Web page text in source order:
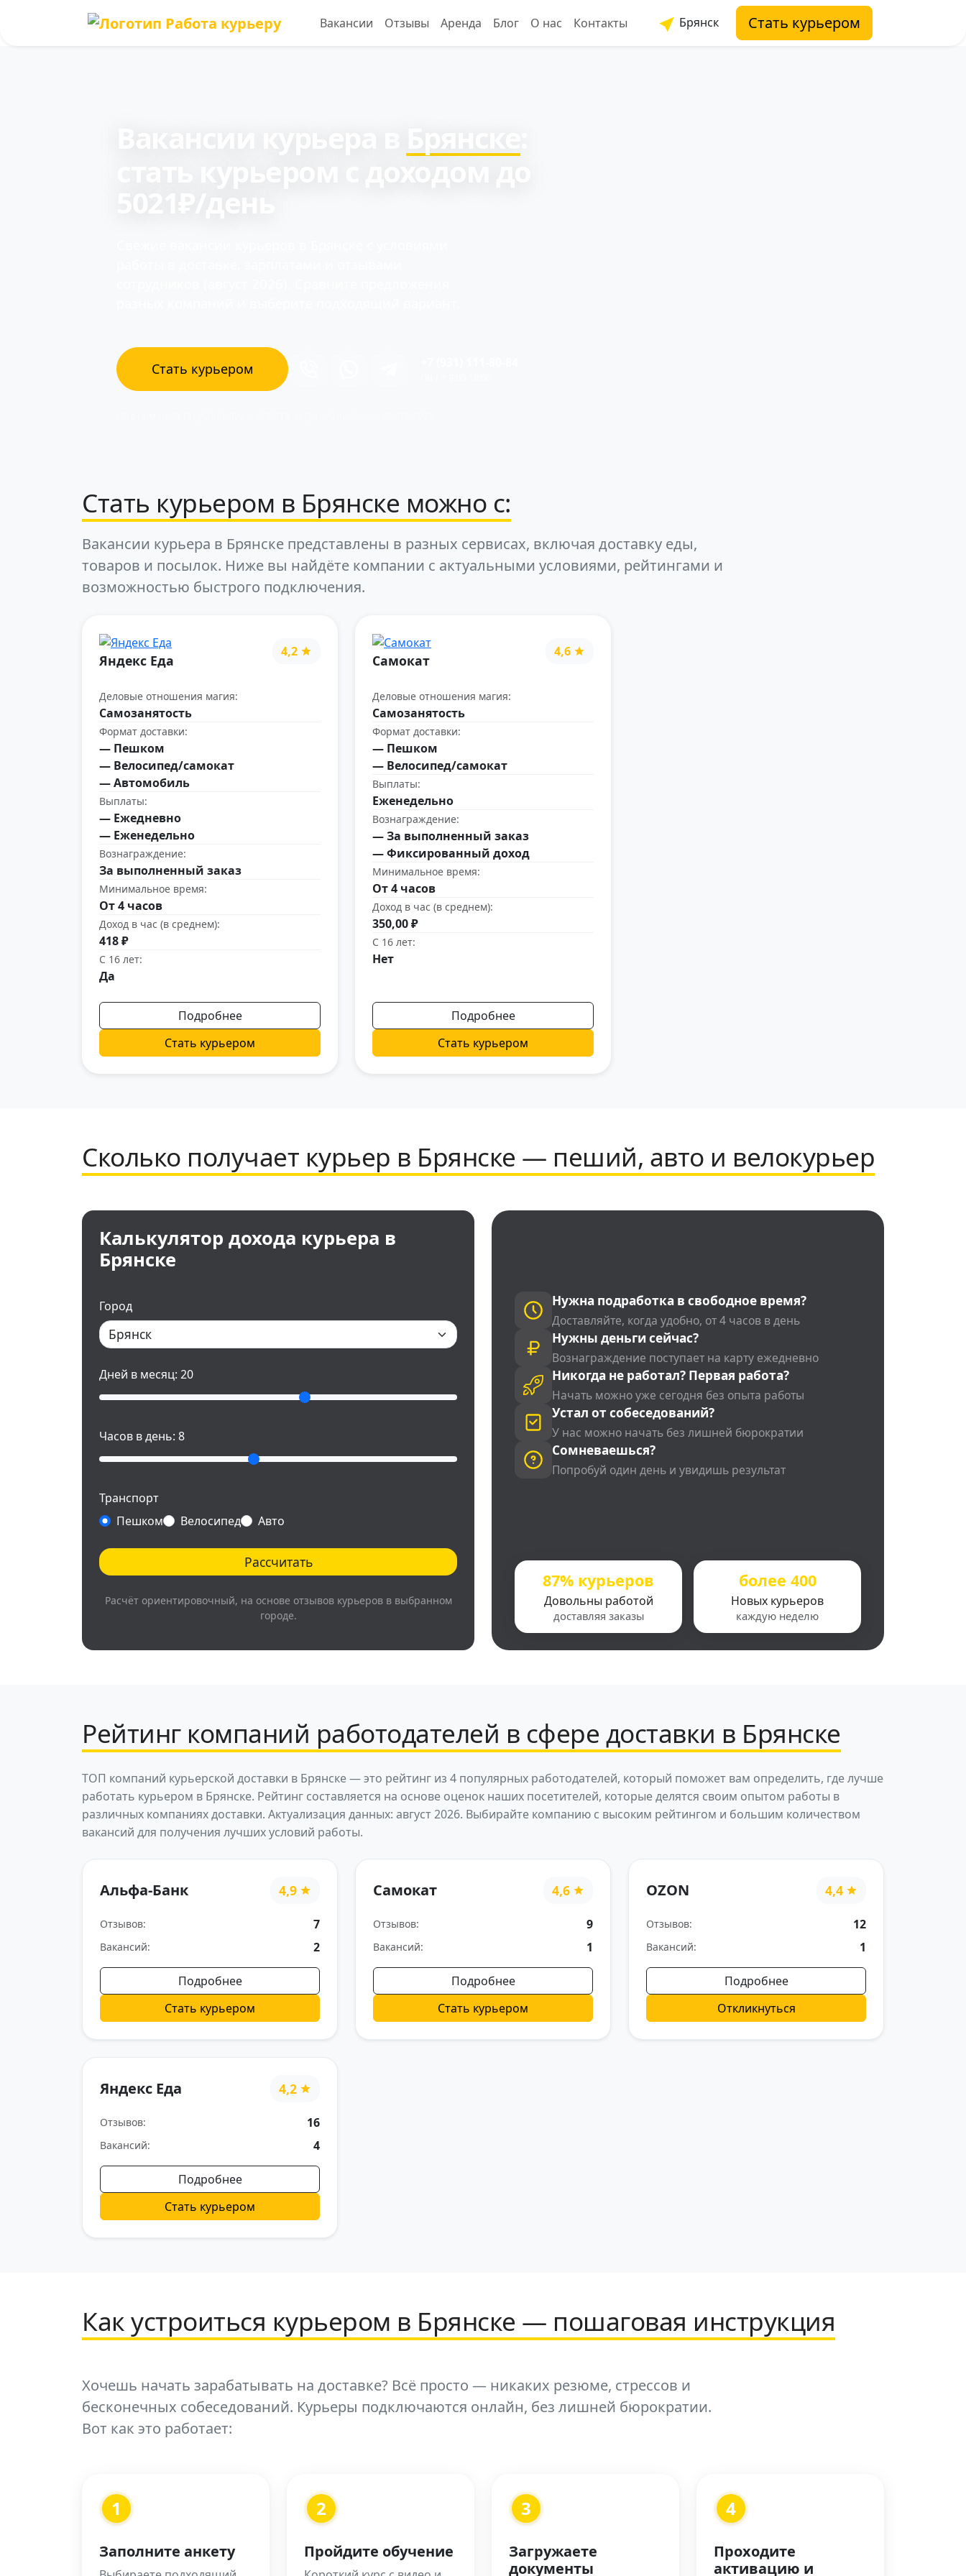
Вакансии Отзывы Аренда Блог О нас Контакты Брянск Стать курьером
Стать курьером
Стать курьером в Брянске можно с:
Вакансии курьера в Брянске представлены в разных сервисах, включая доставку еды,
товаров и посылок. Ниже вы найдёте компании с актуальными условиями, рейтингами и
возможностью быстрого подключения.
Яндекс Еда
4,2
Деловые отношения магия:
Самозанятость
Формат доставки:
— Пешком
— Велосипед/самокат
— Автомобиль
Выплаты:
— Ежедневно
— Еженедельно
Вознаграждение:
За выполненный заказ
Минимальное время:
От 4 часов
Доход в час (в среднем):
418 ₽
С 16 лет:
Да
Подробнее
Стать курьером
Самокат
4,6
Деловые отношения магия:
Самозанятость
Формат доставки:
— Пешком
— Велосипед/самокат
Выплаты:
Еженедельно
Вознаграждение:
— За выполненный заказ
— Фиксированный доход
Минимальное время:
От 4 часов
Доход в час (в среднем):
350,00 ₽
С 16 лет:
Нет
Подробнее
Стать курьером
Сколько получает курьер в Брянске — пеший, авто и велокурьер
Калькулятор дохода курьера в
Брянске
Город
Дней в месяц: 20
Часов в день: 8
Транспорт
Пешком
Велосипед Авто
Рассчитать
Расчёт ориентировочный, на основе отзывов курьеров в выбранном
городе.
Нужна подработка в свободное время?
Доставляйте, когда удобно, от 4 часов в день
Нужны деньги сейчас?
Вознаграждение поступает на карту ежедневно
Никогда не работал? Первая работа?
Начать можно уже сегодня без опыта работы
Устал от собеседований?
У нас можно начать без лишней бюрократии
Сомневаешься?
Попробуй один день и увидишь результат
87% курьеров
Довольны работой
доставляя заказы
более 400
Новых курьеров
каждую неделю
Рейтинг компаний работодателей в сфере доставки в Брянске
ТОП компаний курьерской доставки в Брянске — это рейтинг из 4 популярных работодателей, который поможет вам определить, где лучше
работать курьером в Брянске. Рейтинг составляется на основе оценок наших посетителей, которые делятся своим опытом работы в
различных компаниях доставки. Актуализация данных: август 2026. Выбирайте компанию с высоким рейтингом и большим количеством
вакансий для получения лучших условий работы.
Альфа-Банк 4,9
Отзывов: 7
Вакансий: 2
Подробнее
Стать курьером
Самокат 4,6
Отзывов: 9
Вакансий: 1
Подробнее
Стать курьером
OZON 4,4
Отзывов: 12
Вакансий: 1
Подробнее
Откликнуться
Яндекс Еда 4,2
Отзывов: 16
Вакансий: 4
Подробнее
Стать курьером
Как устроиться курьером в Брянске — пошаговая инструкция
Хочешь начать зарабатывать на доставке? Всё просто — никаких резюме, стрессов и
бесконечных собеседований. Курьеры подключаются онлайн, без лишней бюрократии.
Вот как это работает:
1
Заполните анкету
2
Пройдите обучение
3
Загружаете
документы
4
Проходите
активацию и